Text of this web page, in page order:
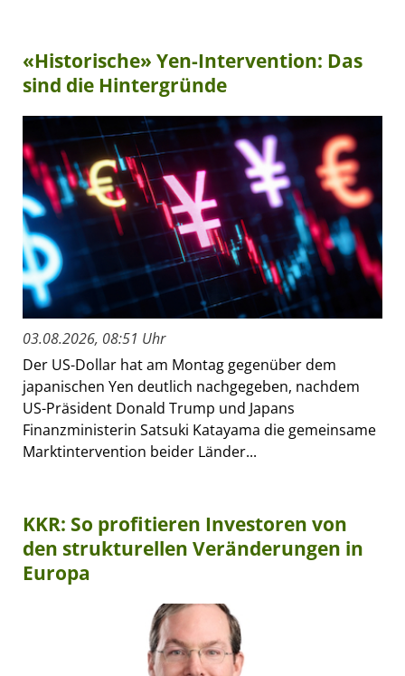
«Historische» Yen-Intervention: Das
sind die Hintergründe
03.08.2026, 08:51 Uhr
Der US-Dollar hat am Montag gegenüber dem
japanischen Yen deutlich nachgegeben, nachdem
US-Präsident Donald Trump und Japans
Finanzministerin Satsuki Katayama die gemeinsame
Marktintervention beider Länder...
KKR: So profitieren Investoren von
den strukturellen Veränderungen in
Europa